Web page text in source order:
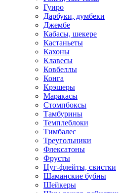
Гуиро
Дарбуки, думбеки
Джембе
Кабасы, шекере
Кастаньеты
Кахоны
Клавесы
Ковбеллы
Конга
Крэшеры
Маракасы
Стомпбоксы
Тамбурины
Темплеблоки
Тимбалес
Треугольники
Флексатоны
Фрусты
Цуг-флейты, свистки
Шаманские бубны
Шейкеры